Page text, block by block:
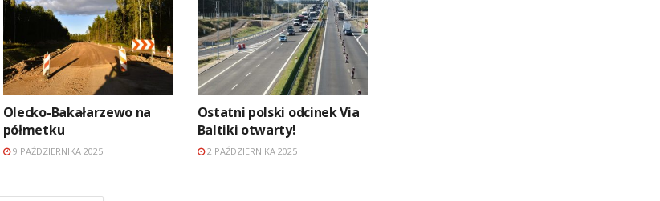
Olecko-Bakałarzewo na
półmetku
9 PAŹDZIERNIKA 2025
Ostatni polski odcinek Via
Baltiki otwarty!
2 PAŹDZIERNIKA 2025